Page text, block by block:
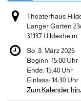
Theaterhaus
Langer Garten
31137 Hildesheim
So, 8. März 2026
Beginn: 15:00 Uhr
Ende: 15:40 Uhr
Einlass: 14:30 Uhr
Zum Kalender